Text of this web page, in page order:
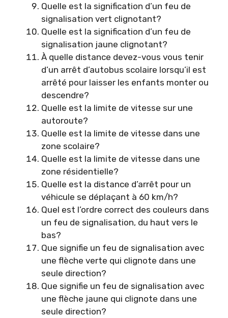
Quelle est la signification d’un feu de
signalisation vert clignotant?
Quelle est la signification d’un feu de
signalisation jaune clignotant?
À quelle distance devez-vous vous tenir
d’un arrêt d’autobus scolaire lorsqu’il est
arrêté pour laisser les enfants monter ou
descendre?
Quelle est la limite de vitesse sur une
autoroute?
Quelle est la limite de vitesse dans une
zone scolaire?
Quelle est la limite de vitesse dans une
zone résidentielle?
Quelle est la distance d’arrêt pour un
véhicule se déplaçant à 60 km/h?
Quel est l’ordre correct des couleurs dans
un feu de signalisation, du haut vers le
bas?
Que signifie un feu de signalisation avec
une flèche verte qui clignote dans une
seule direction?
Que signifie un feu de signalisation avec
une flèche jaune qui clignote dans une
seule direction?